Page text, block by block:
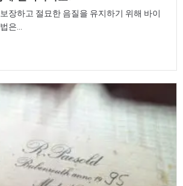
장하고 절묘한 음질을 유지하기 위해 바이
은...